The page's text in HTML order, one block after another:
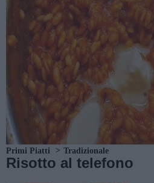
Primi Piatti Tradizionale
Risotto al telefono